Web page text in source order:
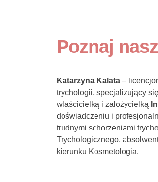
Poznaj
Katarzyna Kalata –
trychologii, specjalizujący
właścicielką i założycielką
doświadczeniu i
trudnymi schorzeniami
Trychologicznego,
kierunku Kosmetologia.